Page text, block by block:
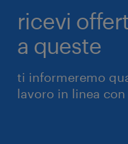
ricevi
a queste
ti informeremo
lavoro in linea